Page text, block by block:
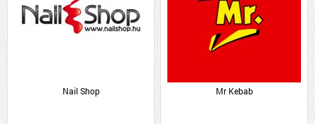
Nail Shop Mr Kebab